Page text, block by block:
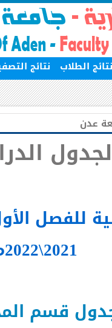
الطلاب نتائج التصفيات
عدن
للفصل
2021\2022م
قسم